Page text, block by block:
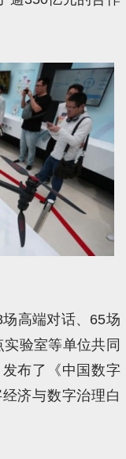
高端对话、65场
验室等单位共同
布了《中国数字
济与数字治理白